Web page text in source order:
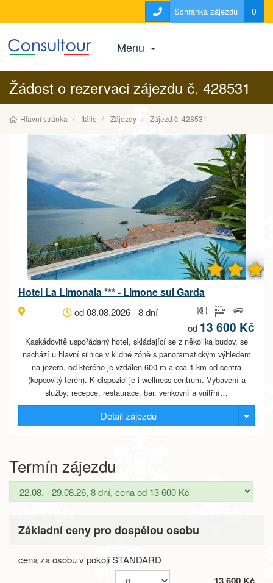
Schránka zájezdů 0
Menu
Žádost o rezervaci zájezdu č. 428531
Hlavní stránka Itálie Zájezdy Zájezd č. 428531
Hotel La Limonaia *** - Limone sul Garda
od 08.08.2026 - 8 dní
od 13 600 Kč
Kaskádovitě uspořádaný hotel, skládající se z několika budov, se
nachází u hlavní silnice v klidné zóně s panoramatickým výhledem
na jezero, od kterého je vzdálen 600 m a cca 1 km od centra
(kopcovitý terén). K dispozici je i wellness centrum. Vybavení a
služby: recepce, restaurace, bar, venkovní a vnitřní…
Detail zájezdu
Termín zájezdu
Základní ceny pro dospělou osobu
cena za osobu v pokoji STANDARD